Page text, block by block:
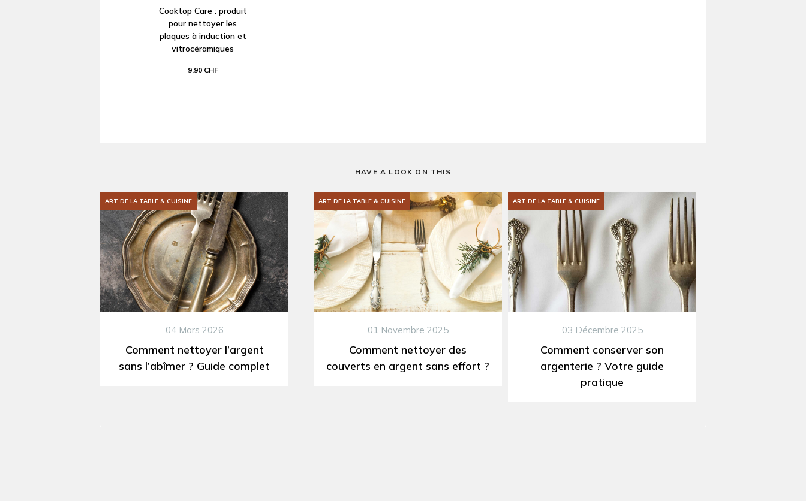
Cooktop Care : produit
pour nettoyer les
plaques à induction et
vitrocéramiques
9,90 CHF
HAVE A LOOK ON THIS
ART DE LA TABLE & CUISINE
04 Mars 2026
Comment nettoyer l’argent
sans l’abîmer ? Guide complet
ART DE LA TABLE & CUISINE
01 Novembre 2025
Comment nettoyer des
couverts en argent sans effort ?
ART DE LA TABLE & CUISINE
03 Décembre 2025
Comment conserver son
argenterie ? Votre guide
pratique